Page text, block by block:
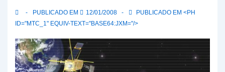
PUBLICADO EM 12/01/2008
PUBLICADO EM <PH
ID="MTC_1" EQUIV-TEXT="BASE64:JXM="/>